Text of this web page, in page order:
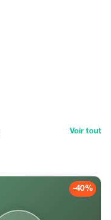
Voir tout
-40%